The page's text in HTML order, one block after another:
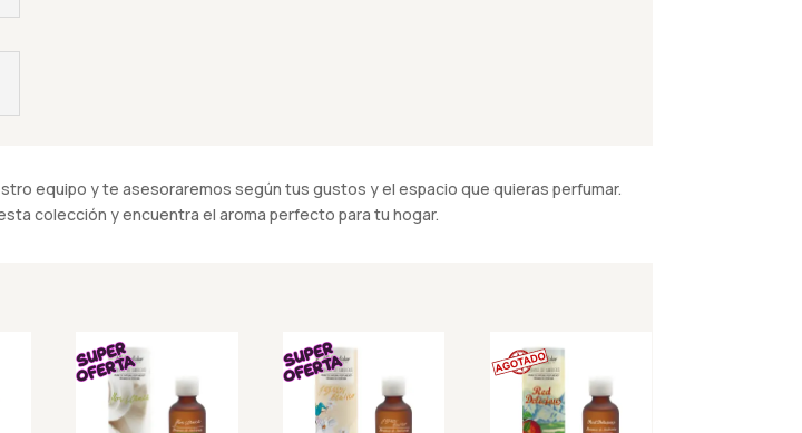
equipo y te asesoraremos según tus gustos y el espacio que quieras perfumar.
colección y encuentra el aroma perfecto para tu hogar.